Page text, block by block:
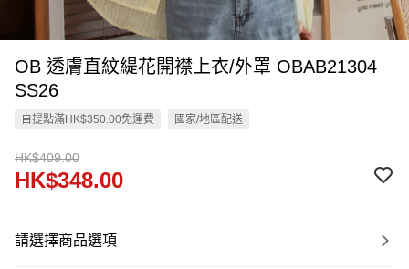
OB 透膚直紋緹花開襟上衣/外罩 OBAB21304
SS26
自提點滿HK$350.00免運費 國家/地區配送
HK$409.00
HK$348.00
請選擇商品選項